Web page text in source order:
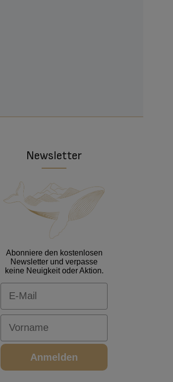
Newsletter
Abonniere den kostenlosen
Newsletter und verpasse
keine Neuigkeit oder Aktion.
Email
Vorname
Anmelden